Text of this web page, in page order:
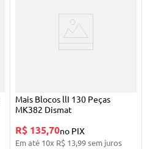
Mais Blocos llI 130 Peças
MK382 Dismat
R$ 135,70no PIX
Em até 10x R$ 13,99sem juros